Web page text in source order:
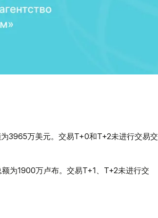
3965万美元。交易T+0和T+2未进行交易交
为1900万卢布。交易T+1、T+2未进行交